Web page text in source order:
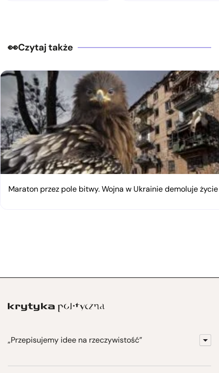
Czytaj także
Maraton przez pole bitwy. Wojna w Ukrainie demoluje
„Przepisujemy idee na rzeczywistość”